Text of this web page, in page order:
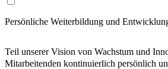
Persönliche Weiterbildung und
Teil unserer Vision von Wachstum und
Mitarbeitenden kontinuierlich persönlich